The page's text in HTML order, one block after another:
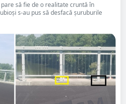
să fie de o realitate cruntă în
s-au pus să desfacă șuruburile